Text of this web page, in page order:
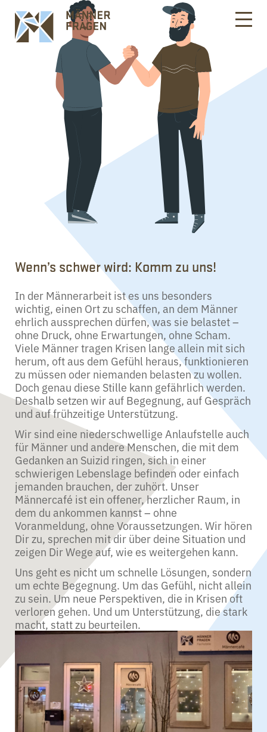
Wenn’s schwer wird: Komm zu uns!
In der Männerarbeit ist es uns besonders
wichtig, einen Ort zu schaffen, an dem Männer
ehrlich aussprechen dürfen, was sie belastet –
ohne Druck, ohne Erwartungen, ohne Scham.
Viele Männer tragen Krisen lange allein mit sich
herum, oft aus dem Gefühl heraus, funktionieren
zu müssen oder niemanden belasten zu wollen.
Doch genau diese Stille kann gefährlich werden.
Deshalb setzen wir auf Begegnung, auf Gespräch
und auf frühzeitige Unterstützung.
Wir sind eine niederschwellige Anlaufstelle auch
für Männer und andere Menschen, die mit dem
Gedanken an Suizid ringen, sich in einer
schwierigen Lebenslage befinden oder einfach
jemanden brauchen, der zuhört. Unser
Männercafé ist ein offener, herzlicher Raum, in
dem du ankommen kannst – ohne
Voranmeldung, ohne Voraussetzungen. Wir hören
Dir zu, sprechen mit dir über deine Situation und
zeigen Dir Wege auf, wie es weitergehen kann.
Uns geht es nicht um schnelle Lösungen, sondern
um echte Begegnung. Um das Gefühl, nicht allein
zu sein. Um neue Perspektiven, die in Krisen oft
verloren gehen. Und um Unterstützung, die stark
macht, statt zu beurteilen.